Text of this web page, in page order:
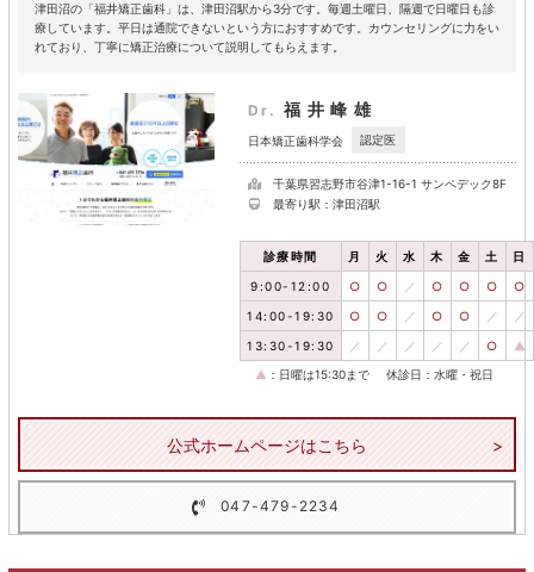
津田沼の「福井矯正歯科」は、津田沼駅から3分です。毎週土曜日、隔週で日曜日も診
療しています。平日は通院できないという方におすすめです。カウンセリングに力をい
れており、丁寧に矯正治療について説明してもらえます。
Dr. 福井峰雄
日本矯正歯科学会 認定医
千葉県習志野市谷津1-16-1 サンペデック8F
最寄り駅：津田沼駅
診療時間 月 火 水 木 金 土 日
9:00-12:00 ○ ○ ／ ○ ○ ○ ○
14:00-19:30 ○ ○ ／ ○ ○ ／ ／
13:30-19:30 ／ ／ ／ ／ ／ ○ ▲
▲ ：日曜は15:30まで 休診日：水曜・祝日
公式ホームページはこちら
047-479-2234